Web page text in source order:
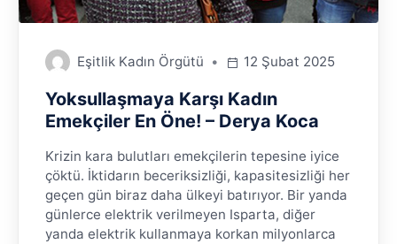
Eşitlik Kadın Örgütü 12 Şubat 2025
Yoksullaşmaya Karşı Kadın
Emekçiler En Öne! – Derya Koca
Krizin kara bulutları emekçilerin tepesine iyice
çöktü. İktidarın beceriksizliği, kapasitesizliği her
geçen gün biraz daha ülkeyi batırıyor. Bir yanda
günlerce elektrik verilmeyen Isparta, diğer
yanda elektrik kullanmaya korkan milyonlarca